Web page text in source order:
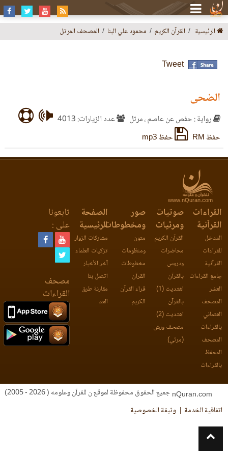
الرئيسية القرآن الكريم محمود علي البنا المصحف المرتل
Tweet
الضحى
رواية : حفص عن عاصم ، مرتل
عدد الزيارات: 4013
حفظ RM
حفظ mp3
www.nQuran.com
القراءات
القرآنية
المدخل
للقراءات
القرآنية
جامع القراءات
العشر
المصحف
العثماني
بالقراءات
المصحف
المحفظ
بالقراءات
صوتيات
ومرئيات
القرآن الكريم
محاضرات
ودروس
بالقرآن
اهتديت (1)
بالقرآن
اهتديت (2)
مصحف ورش
(مرئي)
صور
ومخطوطات
متون
ومنظومات
مخطوطات
القرآن
قراء القرآن
الكريم
الصفحة
الرئيسية
مشاركات الزوار
تزكيات العلماء
آخر الأخبار
اتصل بنا
مقارنة طرق
العد
تابعونا
على :
مصحف
القراءات
جميع الحقوق محفوظة لموقع ن للقرآن وعلومه ( 2026 - 2005)
اتفاقية الخدمة
وثيقة الخصوصية